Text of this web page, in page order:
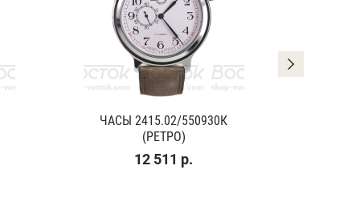
ЧАСЫ 2415.02/550930К
(РЕТРО)
12 511 р.